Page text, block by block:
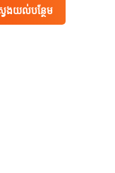
ែងយល់បន្ថែម